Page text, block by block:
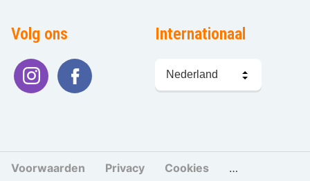
Volg ons Internationaal
kiezen
Voorwaarden Privacy Cookies Cookies